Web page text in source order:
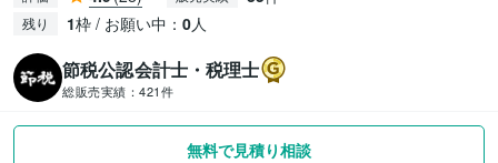
残り 1枠 / お願い中： 0人
節税公認会計士・税理士
総販売実績： 421件
無料で見積り相談